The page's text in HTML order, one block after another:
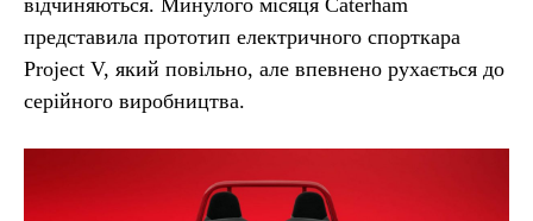
відчиняються. Минулого місяця Caterham
представила прототип електричного спорткара
Project V, який повільно, але впевнено рухається до
серійного виробництва.